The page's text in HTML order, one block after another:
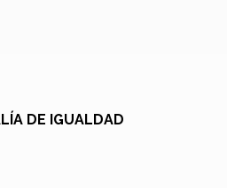
DE IGUALDAD